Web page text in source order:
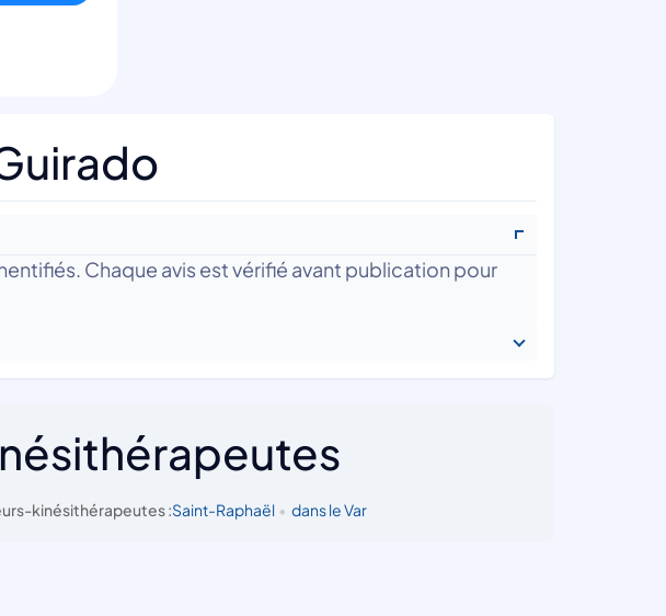
Chaque avis est vérifié avant publication pour
kinésithérapeutes :Saint-Raphaël • dans le Var